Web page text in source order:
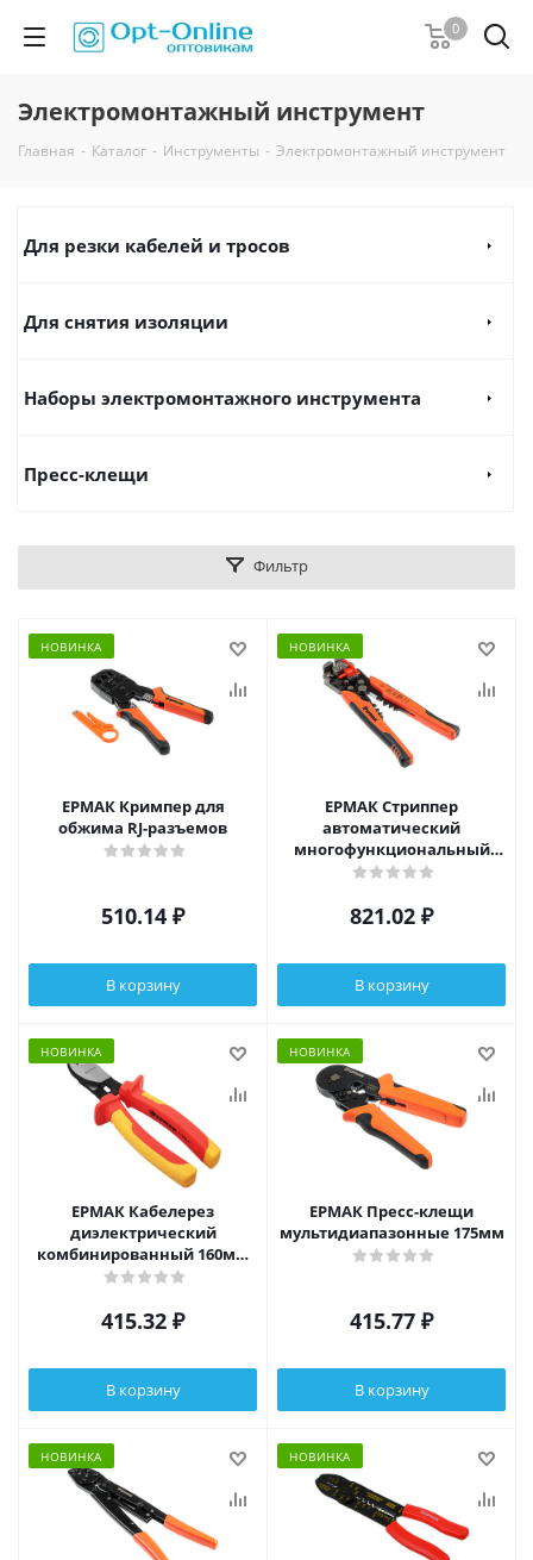
0
Электромонтажный инструмент
Главная - Каталог - Инструменты - Электромонтажный инструмент
Для резки кабелей и тросов
Для снятия изоляции
Наборы электромонтажного инструмента
Пресс-клещи
Фильтр
НОВИНКА
ЕРМАК Кримпер для
обжима RJ-разъемов
510.14 ₽
В корзину
НОВИНКА
ЕРМАК Стриппер
автоматический
многофункциональный
усиленный, мм2 0.2-6.0
821.02 ₽
В корзину
НОВИНКА
ЕРМАК Кабелерез
диэлектрический
комбинированный 160мм
(1000В)
415.32 ₽
В корзину
НОВИНКА
ЕРМАК Пресс-клещи
мультидиапазонные 175мм
415.77 ₽
В корзину
НОВИНКА НОВИНКА